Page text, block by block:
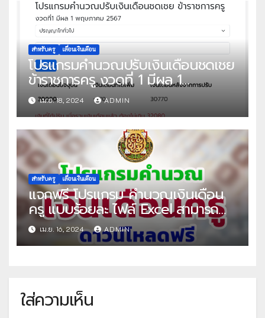
สำหรับครู เลื่อนเงินเดือน
โปรแกรมคำนวณปรับเงินเดือนชดเชย
ข้าราชการครู งวดที่ 1 มีผล 1
พฤษภาคม 2567
เม.ย. 18, 2024 ADMIN
สำหรับครู เลื่อนเงินเดือน
แจกฟรี โปรแกรม คำนวณเงินเดือน
ครู แบบร้อยละ ไฟล์ Excel สามารถ
คำนวณเงินเดือน ได้ทุกปีงบประมาณ
โดย สถานีครูดอทคอม
เม.ย. 16, 2024 ADMIN
ใส่ความเห็น